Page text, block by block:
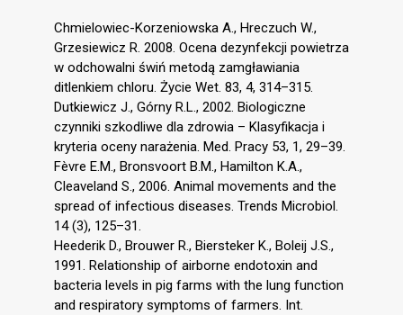
Chmielowiec-Korzeniowska A., Hreczuch W.,
Grzesiewicz R. 2008. Ocena dezynfekcji powietrza
w odchowalni świń metodą zamgławiania
ditlenkiem chloru. Życie Wet. 83, 4, 314–315.
Dutkiewicz J., Górny R.L., 2002. Biologiczne
czynniki szkodliwe dla zdrowia – Klasyfikacja i
kryteria oceny narażenia. Med. Pracy 53, 1, 29–39.
Fèvre E.M., Bronsvoort B.M., Hamilton K.A.,
Cleaveland S., 2006. Animal movements and the
spread of infectious diseases. Trends Microbiol.
14 (3), 125–31.
Heederik D., Brouwer R., Biersteker K., Boleij J.S.,
1991. Relationship of airborne endotoxin and
bacteria levels in pig farms with the lung function
and respiratory symptoms of farmers. Int.